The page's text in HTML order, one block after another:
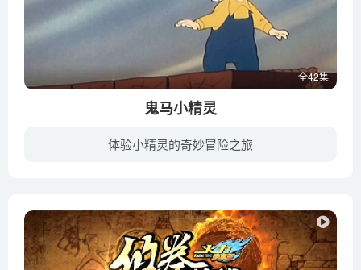
全42集
鬼马小精灵
体验小精灵的奇妙冒险之旅